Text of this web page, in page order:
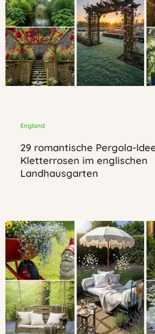
England
29 romantische Pergola-
Kletterrosen im englischen
Landhausgarten